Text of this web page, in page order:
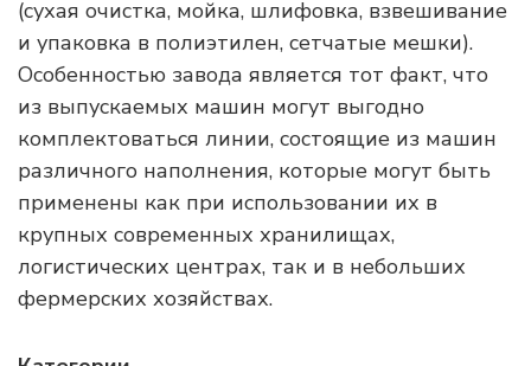
(сухая очистка, мойка, шлифовка, взвешивание
и упаковка в полиэтилен, сетчатые мешки).
Особенностью завода является тот факт, что
из выпускаемых машин могут выгодно
комплектоваться линии, состоящие из машин
различного наполнения, которые могут быть
применены как при использовании их в
крупных современных хранилищах,
логистических центрах, так и в небольших
фермерских хозяйствах.